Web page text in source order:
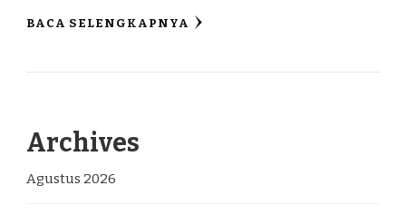
BACA SELENGKAPNYA
Archives
Agustus 2026